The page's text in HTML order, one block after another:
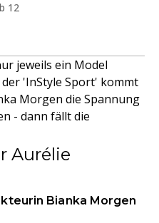
12
jeweils ein Model
'InStyle Sport' kommt
Morgen die Spannung
- dann fällt die
Aurélie
Bianka Morgen